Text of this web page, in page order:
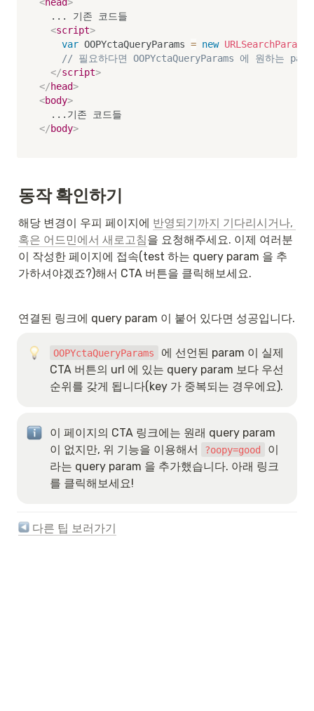
  ... 기존 코드들
<script>
var OOPYctaQueryParams = new URLSearchParams
// 필요하다면 OOPYctaQueryParams 에 원하는
</script>
</head>
<body>
</body>
동작 확인하기
해당 변경이 우피 페이지에 반영되기까지 기다리시거나,
혹은 어드민에서 새로고침을 요청해주세요. 이제 여러분
이 작성한 페이지에 접속(test 하는 query param 을 추
가하셔야겠죠?)해서 CTA 버튼을 클릭해보세요.
연결된 링크에 query param 이 붙어 있다면 성공입니다.
OOPYctaQueryParams
에 선언된 param 이 실제
CTA 버튼의 url 에 있는 query param 보다 우선
순위를 갖게 됩니다(key 가 중복되는 경우에요).
이 페이지의 CTA 링크에는 원래 query param
이 없지만, 위 기능을 이용해서
?oopy=good
이
라는 query param 을 추가했습니다. 아래 링크
를 클릭해보세요!
다른 팁 보러가기